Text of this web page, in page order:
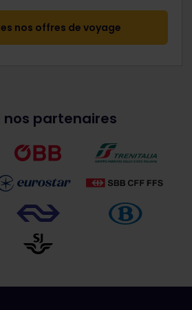
nos offres de voyage
nos partenaires